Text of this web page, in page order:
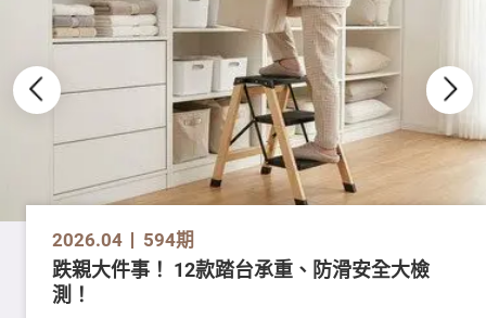
2026.04 594期
跌親大件事！ 12款踏台承重、防滑安全大檢
測！